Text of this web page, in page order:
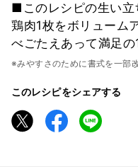
■このレシピの生い立
鶏肉1枚をボリューム
べごたえあって満足の
※みやすさのために書式を一部
このレシピをシェアする